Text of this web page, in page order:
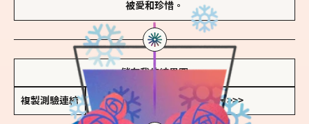
被愛和珍惜。
儲存我的結果圖
複製測驗連結 查看香氛類型全解析 >>>